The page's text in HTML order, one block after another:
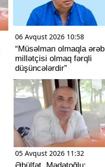
06 Avqust 2026 10:58
“Müsəlman olmaqla ərəb
millətçisi olmaq fərqli
düşüncələrdir”
05 Avqust 2026 11:32